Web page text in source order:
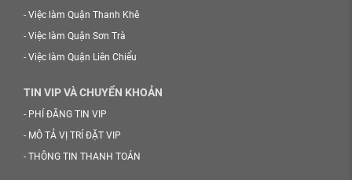
- Việc làm Quận Thanh Khê
- Việc làm Quận Sơn Trà
- Việc làm Quận Liên Chiểu
TIN VIP VÀ CHUYỂN KHOẢN
- PHÍ ĐĂNG TIN VIP
- MÔ TẢ VỊ TRÍ ĐẶT VIP
- THÔNG TIN THANH TOÁN